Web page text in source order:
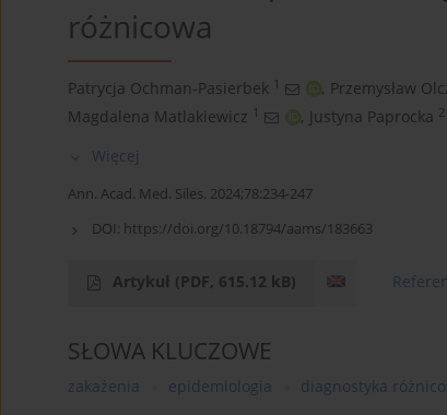
różnicowa
Patrycja Ochman-Pasierbek 1 , Przemysław
Magdalena Matlakiewicz 1 , Justyna Paprocka 2
Więcej
Ann. Acad. Med. Siles. 2024;78:234-247
DOI: https://doi.org/10.18794/aams/183663
Artykuł (PDF, 615.12 kB)
SŁOWA KLUCZOWE
zakażenia epidemiologia diagnostyka